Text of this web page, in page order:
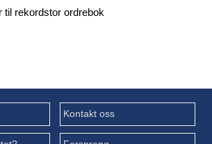
til rekordstor ordrebok
Kontakt oss